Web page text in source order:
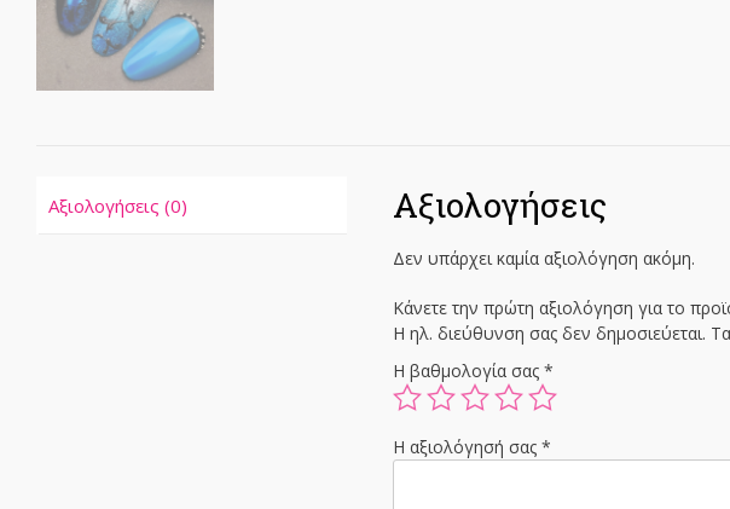
Αξιολογήσεις (0) Αξιολογήσεις
Δεν υπάρχει καμία αξιολόγηση ακόμη.
Κάνετε την πρώτη αξιολόγηση για το
Η ηλ. διεύθυνση σας δεν δημοσιεύεται.
Η βαθμολογία σας*
Η αξιολόγησή σας*